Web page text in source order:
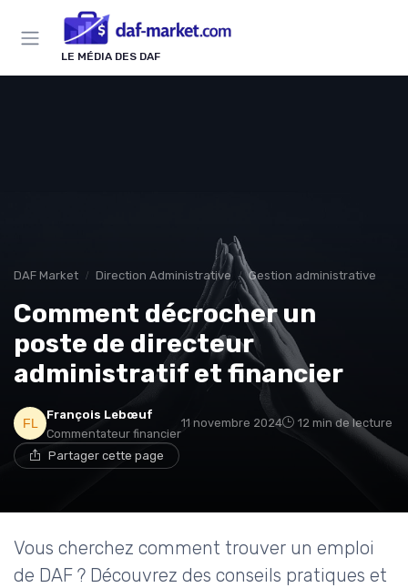
LE MÉDIA DES DAF
DAF Market Direction Administrative Gestion administrative
Comment décrocher un
poste de directeur
administratif et financier
François Lebœuf
Commentateur financier
11 novembre 2024 12 min de lecture
Partager cette page
Vous cherchez comment trouver un emploi
de DAF ? Découvrez des conseils pratiques et
Panneau de gestion des cookies